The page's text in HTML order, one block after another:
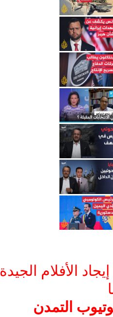
الأفلام الجيدة
التمدن